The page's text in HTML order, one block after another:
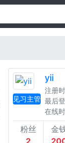
见习主管
yii
注册
最后
在线
粉丝
2
金